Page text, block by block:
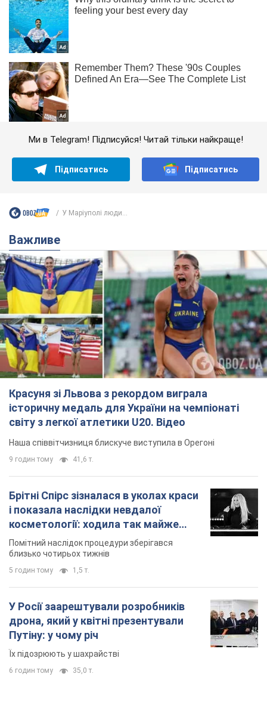
Ми в Telegram! Підписуйся! Читай тільки найкраще!
Підписатись Підписатись
У Маріуполі люди...
Важливе
Красуня зі Львова з рекордом виграла
історичну медаль для України на чемпіонаті
світу з легкої атлетики U20. Відео
Наша співвітчизниця блискуче виступила в Орегоні
9 годин тому 41,6 т.
Брітні Спірс зізналася в уколах краси
і показала наслідки невдалої
косметології: ходила так майже
місяць
Помітний наслідок процедури зберігався
близько чотирьох тижнів
5 годин тому 1,5 т.
У Росії заарештували розробників
дрона, який у квітні презентували
Путіну: у чому річ
Їх підозрюють у шахрайстві
6 годин тому 35,0 т.